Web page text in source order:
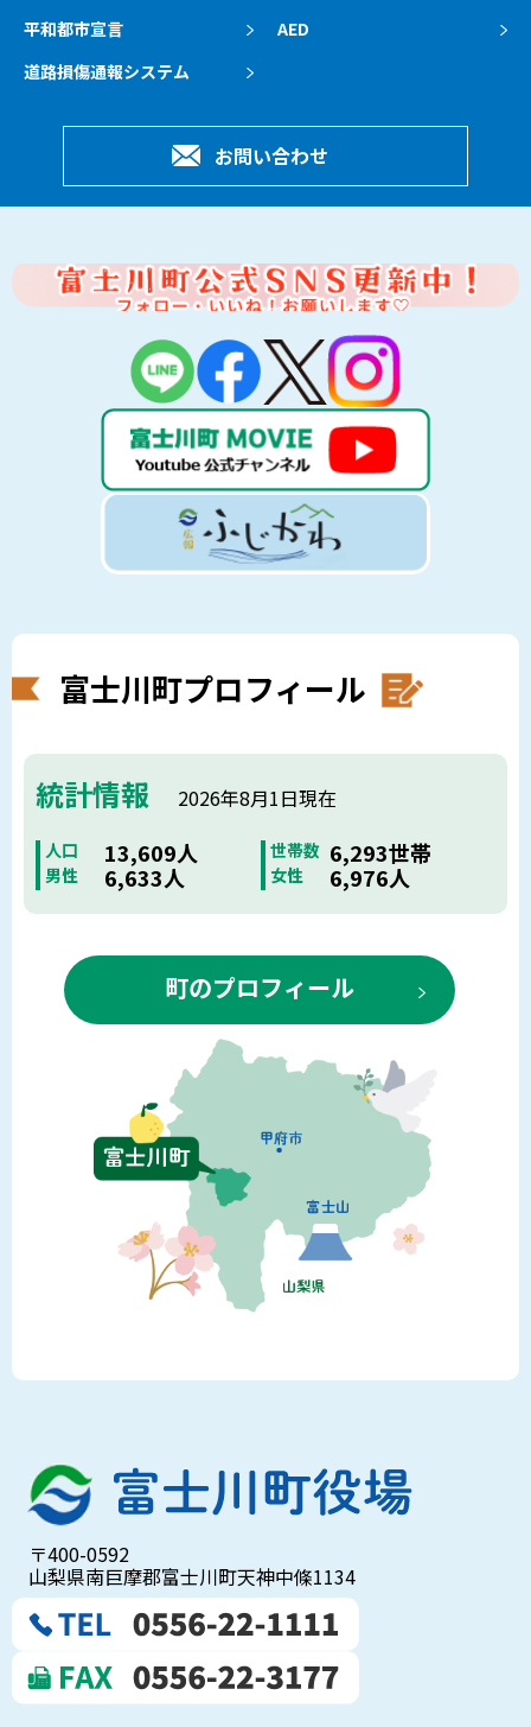
平和都市宣言
AED
道路損傷通報システム
お問い合わせ
富士川町プロフィール
統計情報 2026年8月1日現在
人口 13,609人 世帯数 6,293世帯
男性 6,633人 女性 6,976人
町のプロフィール
〒400-0592
山梨県南巨摩郡富士川町天神中條1134